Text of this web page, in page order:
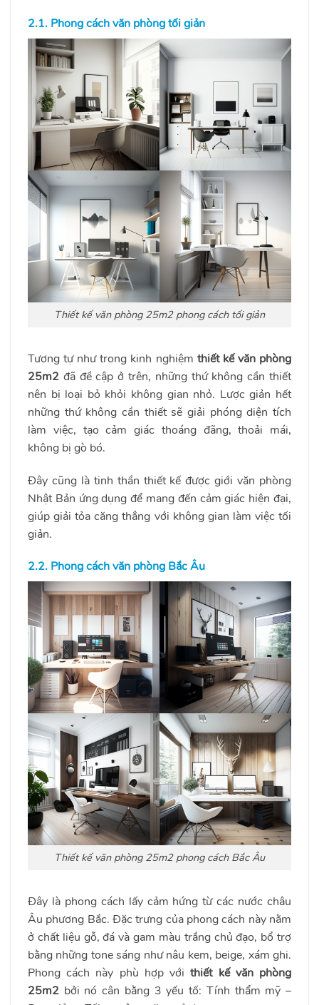
2.1. Phong cách văn phòng tối giản
Thiết kế văn phòng 25m2 phong cách tối giản
Tương tự như trong kinh nghiệm thiết kế văn phòng
25m2 đã đề cập ở trên, những thứ không cần thiết
nên bị loại bỏ khỏi không gian nhỏ. Lược giản hết
những thứ không cần thiết sẽ giải phóng diện tích
làm việc, tạo cảm giác thoáng đãng, thoải mái,
không bị gò bó.
Đây cũng là tinh thần thiết kế được giới văn phòng
Nhật Bản ứng dụng để mang đến cảm giác hiện đại,
giúp giải tỏa căng thẳng với không gian làm việc tối
giản.
2.2. Phong cách văn phòng Bắc Âu
Thiết kế văn phòng 25m2 phong cách Bắc Âu
Đây là phong cách lấy cảm hứng từ các nước châu
Âu phương Bắc. Đặc trưng của phong cách này nằm
ở chất liệu gỗ, đá và gam màu trắng chủ đạo, bổ trợ
bằng những tone sáng như nâu kem, beige, xám ghi.
Phong cách này phù hợp vớithiết kế văn phòng
25m2 bởi nó cân bằng 3 yếu tố: Tính thẩm mỹ –